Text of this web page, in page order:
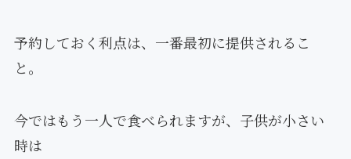
予約しておく利点は、一番最初に提供されるこ
と。
今ではもう一人で食べられますが、子供が小さい
時は